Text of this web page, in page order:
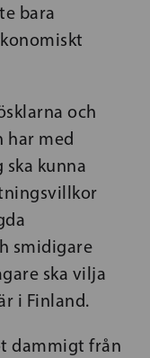
bara
och
har med
kunna
smidigare
ska vilja
i Finland.
dammigt från